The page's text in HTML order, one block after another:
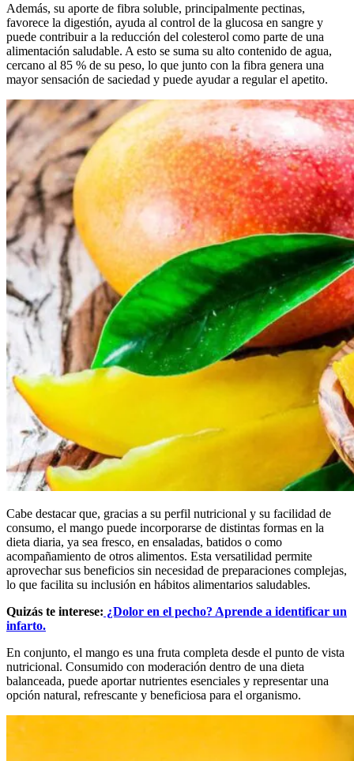
Además, su aporte de fibra soluble, principalmente pectinas,
favorece la digestión, ayuda al control de la glucosa en sangre y
puede contribuir a la reducción del colesterol como parte de una
alimentación saludable. A esto se suma su alto contenido de agua,
cercano al 85 % de su peso, lo que junto con la fibra genera una
mayor sensación de saciedad y puede ayudar a regular el apetito.
Cabe destacar que, gracias a su perfil nutricional y su facilidad de
consumo, el mango puede incorporarse de distintas formas en la
dieta diaria, ya sea fresco, en ensaladas, batidos o como
acompañamiento de otros alimentos. Esta versatilidad permite
aprovechar sus beneficios sin necesidad de preparaciones complejas,
lo que facilita su inclusión en hábitos alimentarios saludables.
Quizás te interese: ¿Dolor en el pecho? Aprende a identificar un
infarto.
En conjunto, el mango es una fruta completa desde el punto de vista
nutricional. Consumido con moderación dentro de una dieta
balanceada, puede aportar nutrientes esenciales y representar una
opción natural, refrescante y beneficiosa para el organismo.